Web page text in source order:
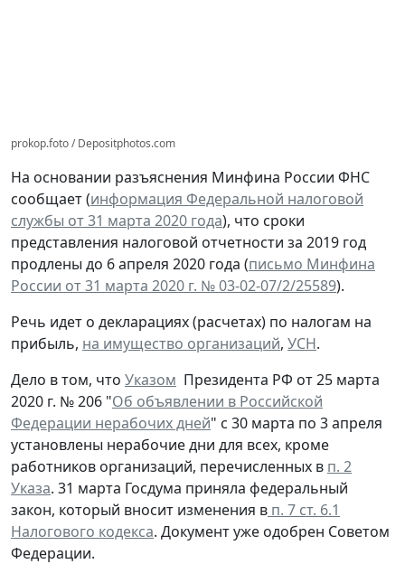
prokop.foto / Depositphotos.com
На основании разъяснения Минфина России ФНС
сообщает (информация Федеральной налоговой
службы от 31 марта 2020 года), что сроки
представления налоговой отчетности за 2019 год
продлены до 6 апреля 2020 года (письмо Минфина
России от 31 марта 2020 г. № 03-02-07/2/25589).
Речь идет о декларациях (расчетах) по налогам на
прибыль, на имущество организаций, УСН.
Дело в том, что Указом Президента РФ от 25 марта
2020 г. № 206 "Об объявлении в Российской
Федерации нерабочих дней" с 30 марта по 3 апреля
установлены нерабочие дни для всех, кроме
работников организаций, перечисленных в п. 2
Указа. 31 марта Госдума приняла федеральный
закон, который вносит изменения в п. 7 ст. 6.1
Налогового кодекса. Документ уже одобрен Советом
Федерации.